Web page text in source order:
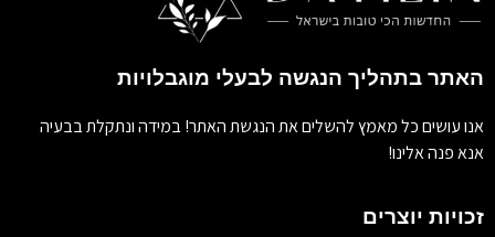
האתר בתהליך הנגשה לבעלי מוגבלויות
אנו עושים כל מאמץ להשלים את הנגשת האתר! במידה ונתקלת בבעיה
אנא פנה אלינו!
זכויות יוצרים